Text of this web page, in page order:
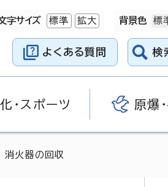
字サイズ 標準 拡大 背景色
よくある質問 検
・スポーツ 原爆
消火器の回収